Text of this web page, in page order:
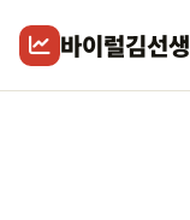
바이럴김선생